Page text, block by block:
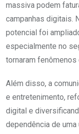
massiva podem
campanhas digitais.
potencial foi
especialmente no
tornaram fenômenos
Além disso, a
e entretenimento,
digital e
dependência de